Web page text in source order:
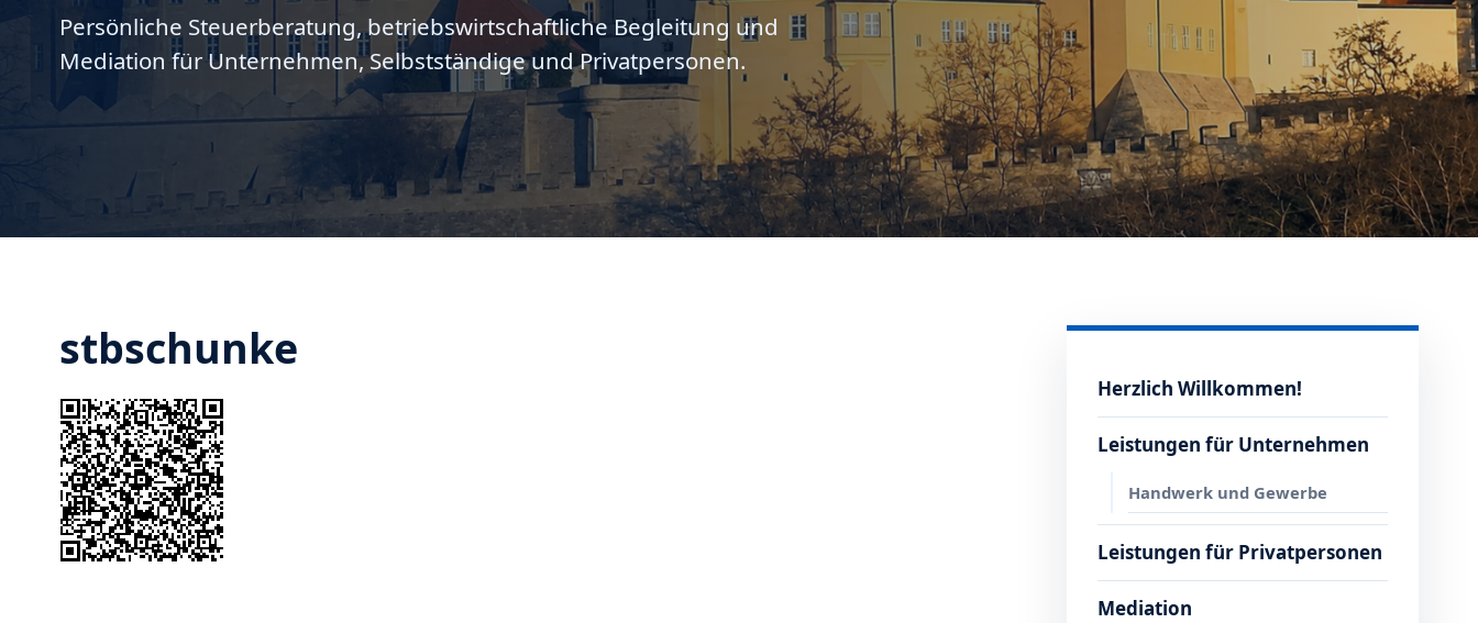
Persönliche Steuerberatung, betriebswirtschaftliche Begleitung und
Mediation für Unternehmen, Selbstständige und Privatpersonen.
stbschunke
Herzlich Willkommen!
Leistungen für Unternehmen
Handwerk und Gewerbe
Leistungen für Privatpersonen
Mediation